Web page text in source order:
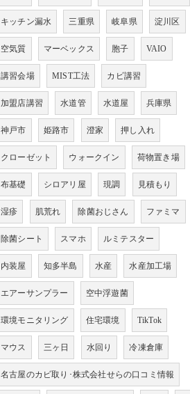
キッチン漏水 三重県 岐阜県 淀川区
空気質 マーベックス 胞子 VAIO
講習会場 MIST工法 カビ講習
加盟店講習 水道管 水道屋 兵庫県
神戸市 姫路市 澄家 押し入れ
クローゼット ウォークイン 荷物置き場
布基礎 シロアリ屋 現調 見積もり
湿疹 肌荒れ 除菌おじさん ファミマ
除菌シート スマホ ルミテスター
内装屋 知多半島 水産 水産加工場
エアーサンプラー 空中浮遊菌
環境モニタリング 住宅環境 TikTok
マウス 三ヶ日 水回り 冷凍倉庫
名古屋のカビ取り･株式会社せらの口コミ情報